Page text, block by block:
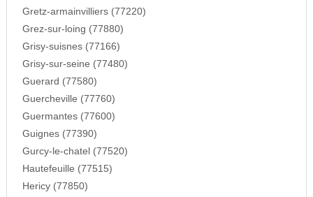
Gretz-armainvilliers (77220)
Grez-sur-loing (77880)
Grisy-suisnes (77166)
Grisy-sur-seine (77480)
Guerard (77580)
Guercheville (77760)
Guermantes (77600)
Guignes (77390)
Gurcy-le-chatel (77520)
Hautefeuille (77515)
Hericy (77850)